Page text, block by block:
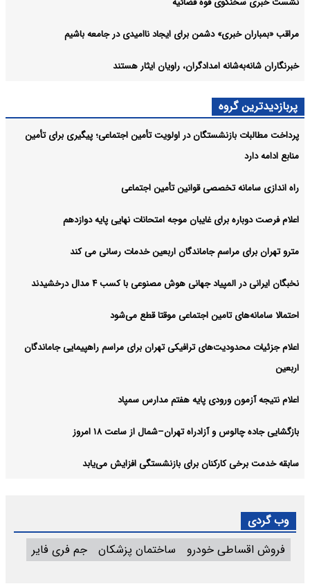
مراقب «بمباران خبری» دشمن برای ایجاد ناامیدی در جامعه باشیم
خبرنگاران شانه‌به‌شانه امدادگران، راویان ایثار هستند
پربازدیدترین گروه
پرداخت مطالبات بازنشستگان در اولویت تأمین اجتماعی؛ پیگیری برای تأمین
منابع ادامه دارد
راه اندازی سامانه تخصصی قوانین تأمین اجتماعی
اعلام فرصت دوباره برای غایبان موجه امتحانات نهایی پایه دوازدهم
مترو تهران برای مراسم جاماندگان اربعین خدمات رسانی می کند
نخبگان ایرانی در المپیاد جهانی هوش مصنوعی با کسب ۴ مدال درخشیدند
احتمالا سامانه‌های تامین اجتماعی موقتا قطع می‌شود
اعلام جزئیات محدودیت‌های ترافیکی تهران برای مراسم راهپیمایی جاماندگان
اربعین
اعلام نتیجه آزمون ورودی پایه هفتم مدارس سمپاد
بازگشایی جاده چالوس و آزادراه تهران–شمال از ساعت ۱۸ امروز
سابقه خدمت برخی کارکنان برای بازنشستگی افزایش می‌یابد
وب گردی
فروش اقساطی خودرو
ساختمان پزشکان جم فری فایر